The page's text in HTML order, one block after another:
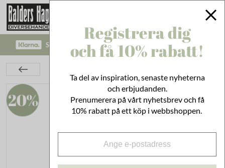
SÄKRA BETALNINGAR MED KLARNA CHECKOUT!
Registrera dig
och få 10% rabatt!
Ta del av inspiration, senaste nyheterna
och erbjudanden.
Prenumerera på vårt nyhetsbrev och få
10% rabatt på ett köp i webbshoppen.